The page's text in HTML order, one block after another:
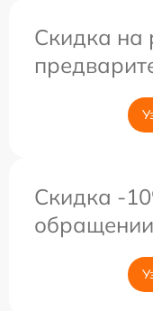
Скидка на
Скидка -
обращении